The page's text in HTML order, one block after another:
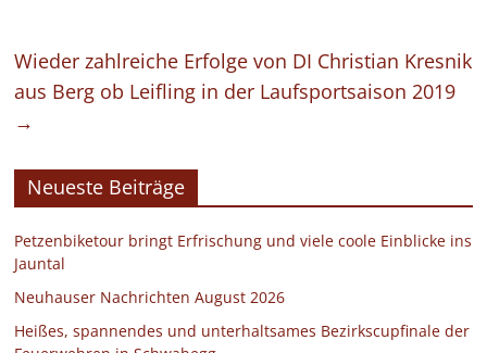
Wieder zahlreiche Erfolge von DI Christian Kresnik
aus Berg ob Leifling in der Laufsportsaison 2019
→
Neueste Beiträge
Petzenbiketour bringt Erfrischung und viele coole Einblicke ins
Jauntal
Neuhauser Nachrichten August 2026
Heißes, spannendes und unterhaltsames Bezirkscupfinale der